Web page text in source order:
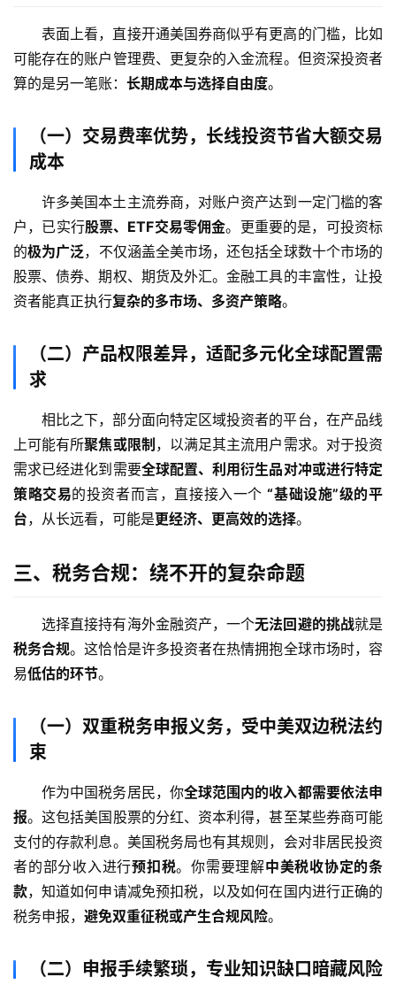
表面上看，直接开通美国券商似乎有更高的门槛，比如
可能存在的账户管理费、更复杂的入金流程。但资深投资者
算的是另一笔账： 长期成本与选择自由度。
（一）交易费率优势，长线投资节省大额交易
成本
许多美国本土主流券商，对账户资产达到一定门槛的客
户，已实行股票、ETF交易零佣金。更重要的是，可投资标
的极为广泛，不仅涵盖全美市场，还包括全球数十个市场的
股票、债券、期权、期货及外汇。金融工具的丰富性，让投
资者能真正执行复杂的多市场、多资产策略。
（二）产品权限差异，适配多元化全球配置需
求
相比之下，部分面向特定区域投资者的平台，在产品线
上可能有所聚焦或限制 ，以满足其主流用户需求。对于投资
需求已经进化到需要全球配置、利用衍生品对冲或进行特定
策略交易的投资者而言，直接接入一个 “基础设施”级的平
台，从长远看，可能是更经济、更高效的选择。
三、税务合规：绕不开的复杂命题
选择直接持有海外金融资产，一个无法回避的挑战就是
税务合规。这恰恰是许多投资者在热情拥抱全球市场时，容
易低估的环节。
（一）双重税务申报义务，受中美双边税法约
束
作为中国税务居民，你全球范围内的收入都需要依法申
报。这包括美国股票的分红、资本利得，甚至某些券商可能
支付的存款利息。美国税务局也有其规则，会对非居民投资
者的部分收入进行预扣税。你需要理解中美税收协定的条
款，知道如何申请减免预扣税，以及如何在国内进行正确的
税务申报， 避免双重征税或产生合规风险。
（二）申报手续繁琐，专业知识缺口暗藏风险